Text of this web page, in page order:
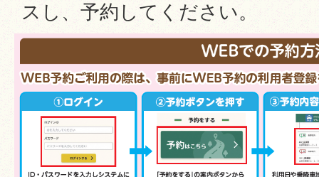
スし、予約してください。